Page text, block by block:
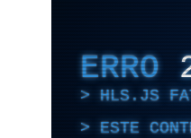
ERRO
HLS.JS
ESTE